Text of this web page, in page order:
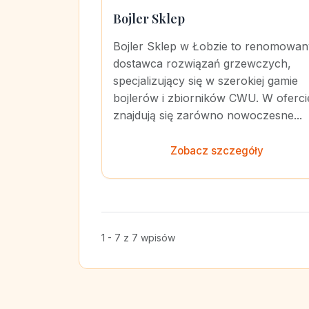
Bojler Sklep
Bojler Sklep w Łobzie to
dostawca rozwiązań grzewczych,
specjalizujący się w szerokiej gamie
bojlerów i zbiorników CWU. W
znajdują się zarówno nowoczesne...
Zobacz szczegóły
1 - 7 z 7 wpisów